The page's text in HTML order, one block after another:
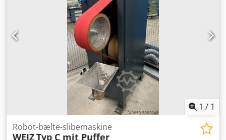
tilslutning: 3 x 400 V, 4 kW Tryklufttilslutning: 6 - 8 bar
Lydniveau: > 85 dB(A) Spindeldiameter: 35 mm
Båndslibeenhed til slibebånd maks. 150 mm x 3500 mm
med pneumatisk båndspænding, båndbrudsovervågning,
4 kW drivkraft, frekvensstyret, til kontaktskiver maks. DM
350 mm x 150 mm, driv- og omløbsruller.
1 / 1
Robot-bælte-slibemaskine
WEIZTyp C mit Puffer